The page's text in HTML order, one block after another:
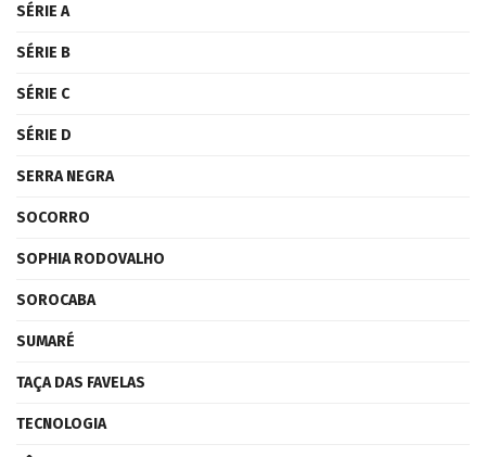
SÉRIE A
SÉRIE B
SÉRIE C
SÉRIE D
SERRA NEGRA
SOCORRO
SOPHIA RODOVALHO
SOROCABA
SUMARÉ
TAÇA DAS FAVELAS
TECNOLOGIA